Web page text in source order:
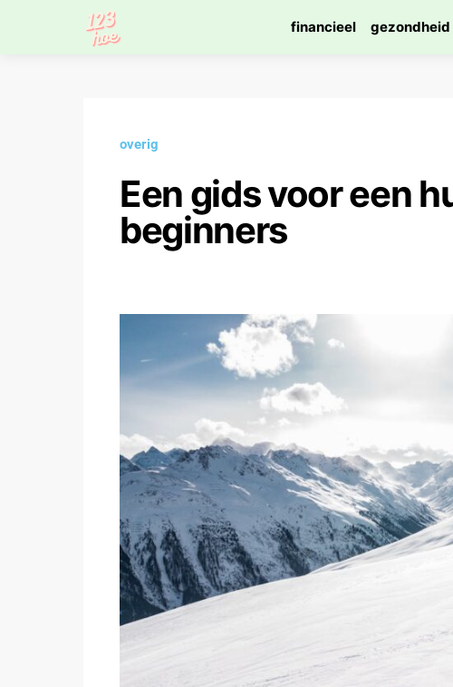
financieel gezondheid
overig
Een gids voor een
beginners